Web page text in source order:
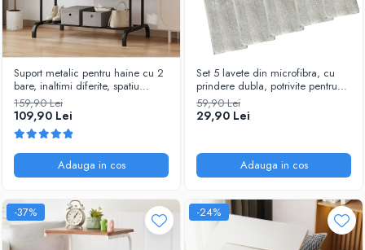
Suport metalic pentru haine cu 2
bare, inaltimi diferite, spatiu
incaltaminte, Negru, 110 x 54.5 x
150 cm
159,90 Lei
109,90 Lei
Adauga in cos
Set 5 lavete din microfibra, cu
prindere dubla, potrivite pentru
mop plat, Gri, 32 x 11 cm
59,90 Lei
29,90 Lei
Adauga in cos
-37% -24%